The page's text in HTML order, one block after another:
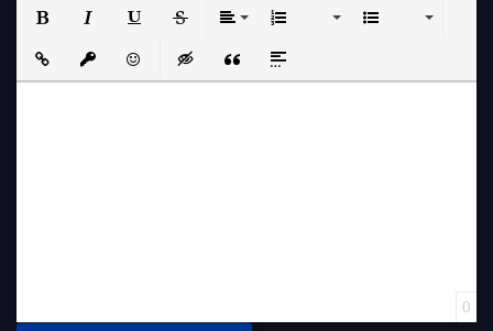
Insert LinkInsert protected link
EmoticonsInsert hidden text
Insert QuoteInsert spoiler
0